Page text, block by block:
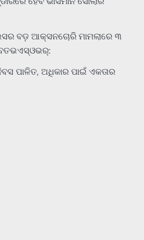
ବଡ଼ ଆକ୍ସନଚୋରି ମାମଲାରେ ୩
ପାଳିତ, ଅଧିକାର ପାଇଁ ଏକତାର